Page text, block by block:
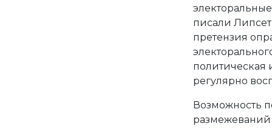
писали
претензия
политическая
регулярно
Возможность
размежеваний